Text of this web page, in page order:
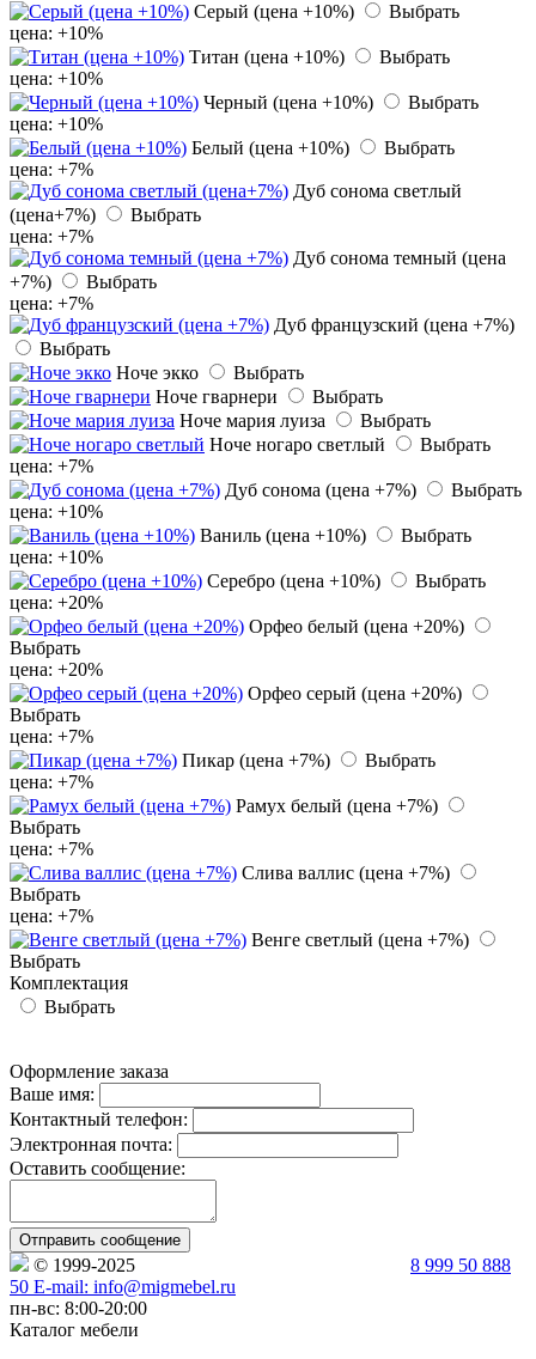
Серый (цена +10%)
Выбрать
цена: +10%
Титан (цена +10%)
Выбрать
цена: +10%
Черный (цена +10%)
Выбрать
цена: +10%
Белый (цена +10%)
Выбрать
цена: +7%
Дуб сонома светлый
(цена+7%)
Выбрать
цена: +7%
Дуб сонома темный (цена
+7%)
Выбрать
цена: +7%
Дуб французский (цена +7%)
Выбрать
Ноче экко
Выбрать
Ноче гварнери
Выбрать
Ноче мария луиза
Выбрать
Ноче ногаро светлый
Выбрать
цена: +7%
Дуб сонома (цена +7%)
Выбрать
цена: +10%
Ваниль (цена +10%)
Выбрать
цена: +10%
Серебро (цена +10%)
Выбрать
цена: +20%
Орфео белый (цена +20%)
Выбрать
цена: +20%
Орфео серый (цена +20%)
Выбрать
цена: +7%
Пикар (цена +7%)
Выбрать
цена: +7%
Рамух белый (цена +7%)
Выбрать
цена: +7%
Слива валлис (цена +7%)
Выбрать
цена: +7%
Венге светлый (цена +7%)
Выбрать
Комплектация
Выбрать
Оформление заказа
Ваше имя:
Контактный телефон:
Электронная почта:
Оставить сообщение:
Отправить сообщение
© 1999-2025
8 999 50 888
50 E-mail: info@migmebel.ru
пн-вс: 8:00-20:00
Каталог мебели